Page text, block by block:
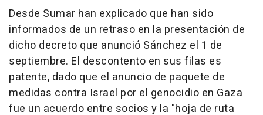
Desde Sumar han explicado que han sido
informados de un retraso en la presentación de
dicho decreto que anunció Sánchez el 1 de
septiembre. El descontento en sus filas es
patente, dado que el anuncio de paquete de
medidas contra Israel por el genocidio en Gaza
fue un acuerdo entre socios y la "hoja de ruta